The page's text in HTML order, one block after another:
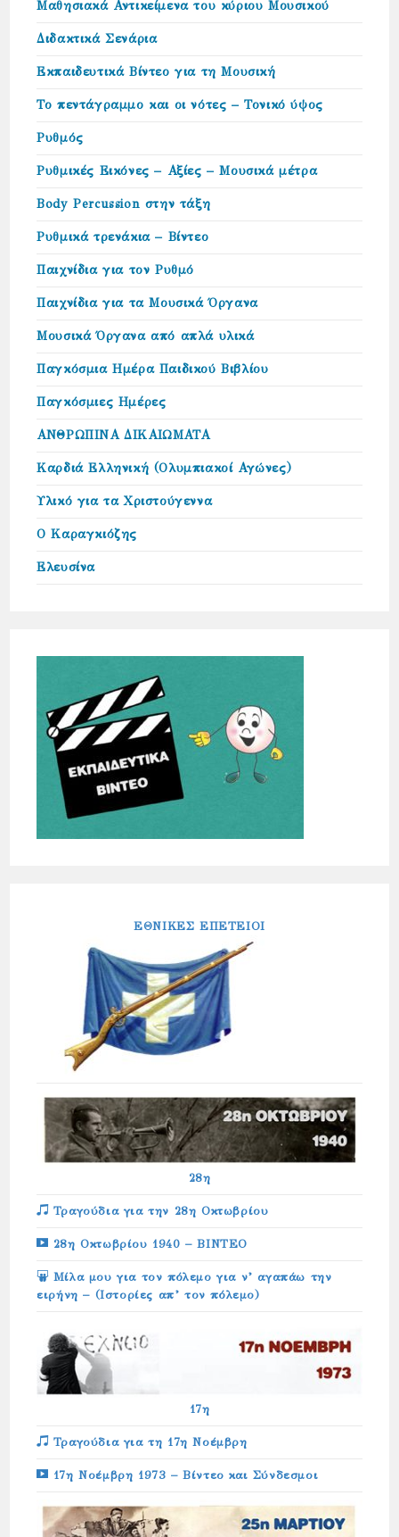
Μαθησιακά Αντικείμενα του κύριου Μουσικού
Διδακτικά Σενάρια
Εκπαιδευτικά Βίντεο για τη Μουσική
Το πεντάγραμμο και οι νότες – Τονικό ύψος
Ρυθμός
Ρυθμικές Εικόνες – Αξίες – Μουσικά μέτρα
Body Percussion στην τάξη
Ρυθμικά τρενάκια – Βίντεο
Παιχνίδια για τον Ρυθμό
Παιχνίδια για τα Μουσικά Όργανα
Μουσικά Όργανα από απλά υλικά
Παγκόσμια Ημέρα Παιδικού Βιβλίου
Παγκόσμιες Ημέρες
ΑΝΘΡΩΠΙΝΑ ΔΙΚΑΙΩΜΑΤΑ
Καρδιά Ελληνική (Ολυμπιακοί Αγώνες)
Υλικό για τα Χριστούγεννα
Ο Καραγκιόζης
Ελευσίνα
ΕΘΝΙΚΕΣ ΕΠΕΤΕΙΟΙ
28η
Τραγούδια για την 28η Οκτωβρίου
28η Οκτωβρίου 1940 – ΒΙΝΤΕΟ
Μίλα μου για τον πόλεμο για ν’ αγαπάω την
ειρήνη – (Ιστορίες απ’ τον πόλεμο)
17η
Τραγούδια για τη 17η Νοέμβρη
17η Νοέμβρη 1973 – Βίντεο και Σύνδεσμοι